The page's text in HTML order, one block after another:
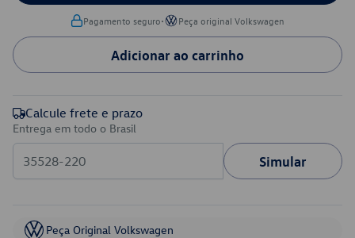
Pagamento seguro• Peça original Volkswagen
Adicionar ao carrinho
Calcule frete e prazo
Entrega em todo o Brasil
Simular
Peça Original Volkswagen